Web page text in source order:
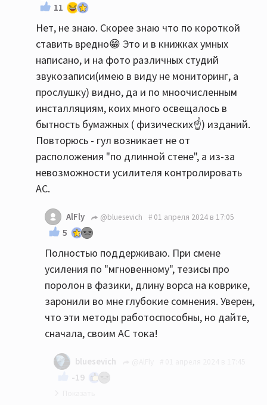
11
Нет, не знаю. Скорее знаю что по короткой
ставить вредно😁 Это и в книжках умных
написано, и на фото различных студий
звукозаписи(имею в виду не мониторинг, а
прослушку) видно, да и по мноочисленным
инсталляциям, коих много освещалось в
бытность бумажных ( физических☝️) изданий.
Повторюсь - гул возникает не от
расположения "по длинной стене", а из-за
невозможности усилителя контролировать
АС.
AlFly @bluesevich 01 апреля 2024 в 17:05
5
Полностью поддерживаю. При смене
усиления по "мгновенному", тезисы про
поролон в фазики, длину ворса на коврике,
заронили во мне глубокие сомнения. Уверен,
что эти методы работоспособны, но дайте,
сначала, своим АС тока!
bluesevich
-19